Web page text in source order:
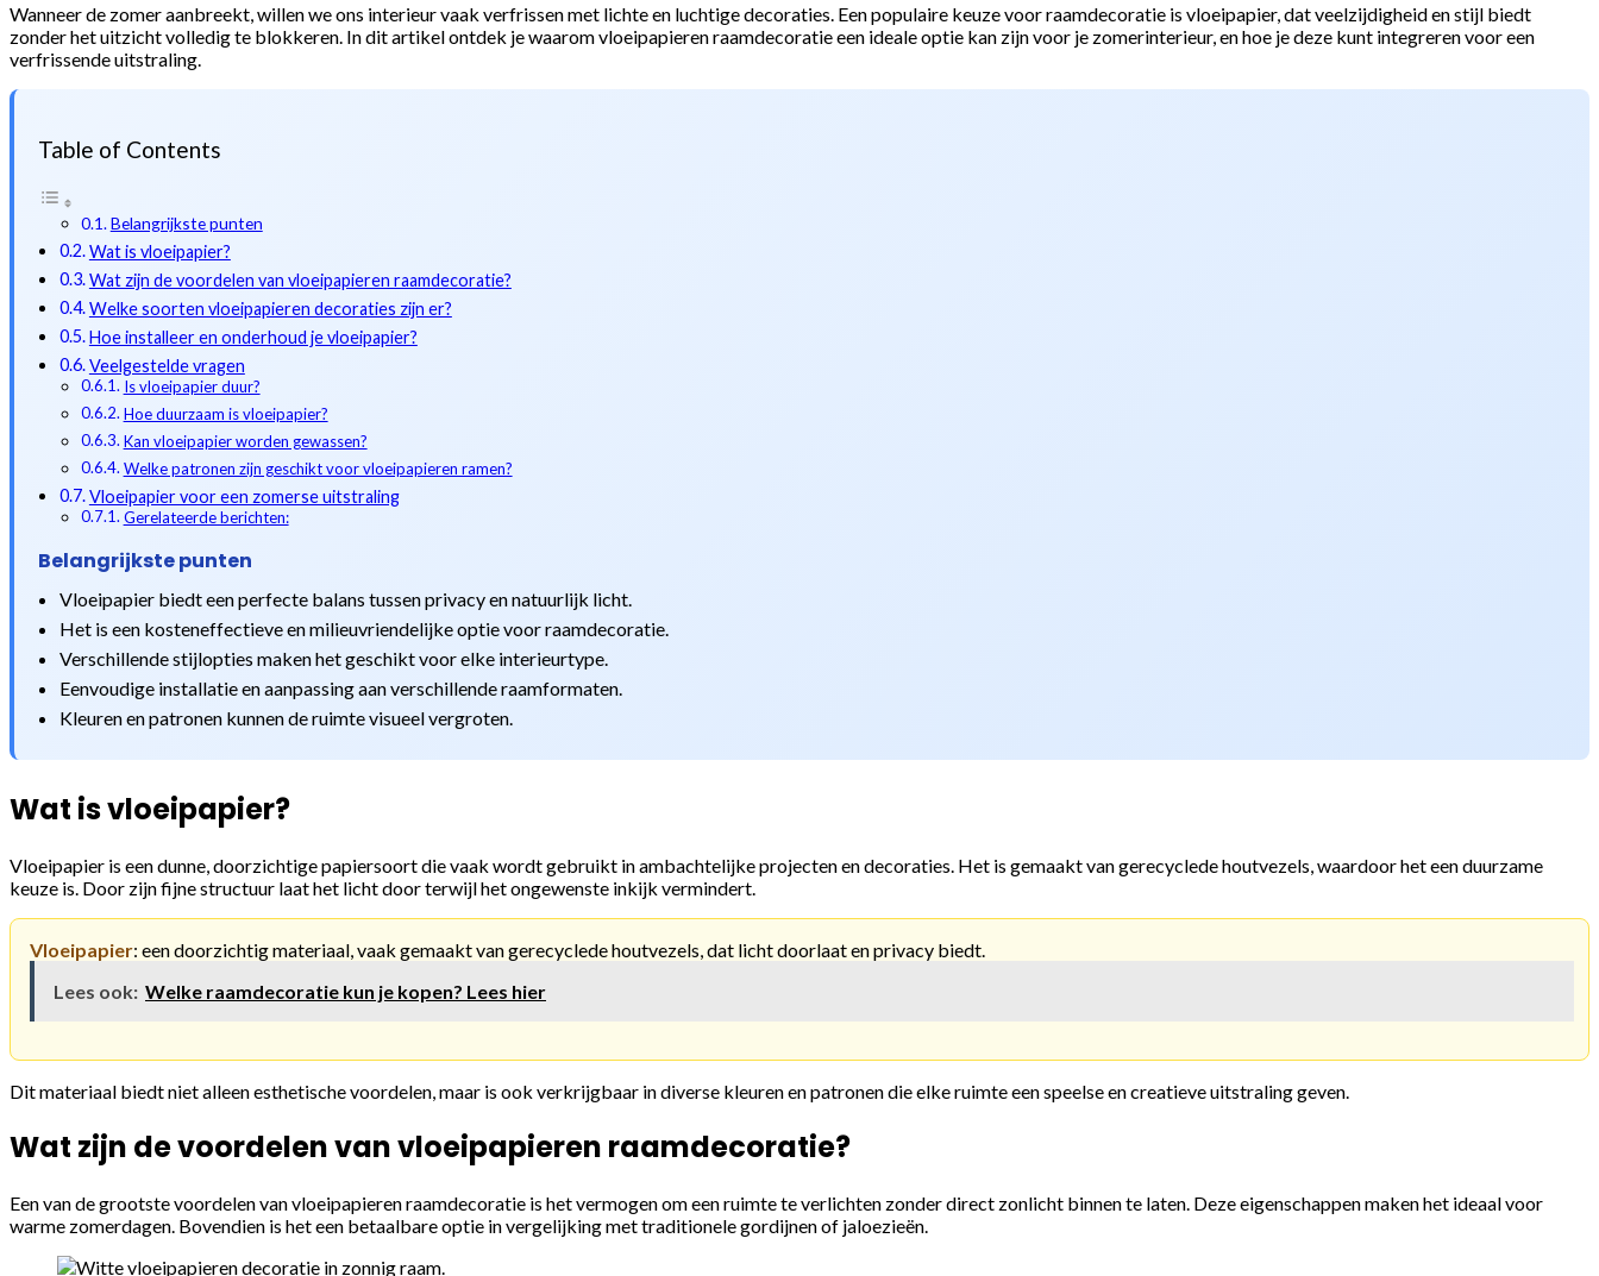
Wanneer de zomer aanbreekt, willen we ons interieur vaak verfrissen met lichte en luchtige decoraties. Een populaire keuze voor raamdecoratie is vloeipapier, dat veelzijdigheid en stijl biedt
zonder het uitzicht volledig te blokkeren. In dit artikel ontdek je waarom vloeipapieren raamdecoratie een ideale optie kan zijn voor je zomerinterieur, en hoe je deze kunt integreren voor een
verfrissende uitstraling.
Table of Contents
Belangrijkste punten
Wat is vloeipapier?
Wat zijn de voordelen van vloeipapieren raamdecoratie?
Welke soorten vloeipapieren decoraties zijn er?
Hoe installeer en onderhoud je vloeipapier?
Veelgestelde vragen
Is vloeipapier duur?
Hoe duurzaam is vloeipapier?
Kan vloeipapier worden gewassen?
Welke patronen zijn geschikt voor vloeipapieren ramen?
Vloeipapier voor een zomerse uitstraling
Gerelateerde berichten:
Belangrijkste punten
Vloeipapier biedt een perfecte balans tussen privacy en natuurlijk licht.
Het is een kosteneffectieve en milieuvriendelijke optie voor raamdecoratie.
Verschillende stijlopties maken het geschikt voor elke interieurtype.
Eenvoudige installatie en aanpassing aan verschillende raamformaten.
Kleuren en patronen kunnen de ruimte visueel vergroten.
Wat is vloeipapier?
Vloeipapier is een dunne, doorzichtige papiersoort die vaak wordt gebruikt in ambachtelijke projecten en decoraties. Het is gemaakt van gerecyclede houtvezels, waardoor het een duurzame
keuze is. Door zijn fijne structuur laat het licht door terwijl het ongewenste inkijk vermindert.
Vloeipapier: een doorzichtig materiaal, vaak gemaakt van gerecyclede houtvezels, dat licht doorlaat en privacy biedt.
Lees ook: Welke raamdecoratie kun je kopen? Lees hier
Dit materiaal biedt niet alleen esthetische voordelen, maar is ook verkrijgbaar in diverse kleuren en patronen die elke ruimte een speelse en creatieve uitstraling geven.
Wat zijn de voordelen van vloeipapieren raamdecoratie?
Een van de grootste voordelen van vloeipapieren raamdecoratie is het vermogen om een ruimte te verlichten zonder direct zonlicht binnen te laten. Deze eigenschappen maken het ideaal voor
warme zomerdagen. Bovendien is het een betaalbare optie in vergelijking met traditionele gordijnen of jaloezieën.